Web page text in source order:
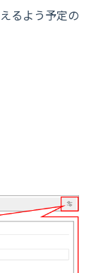
るよう予定の